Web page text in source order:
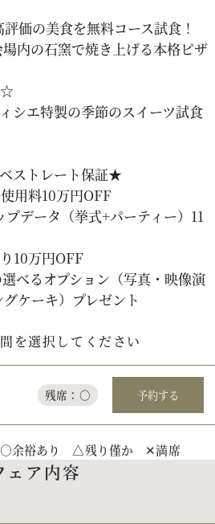
オンライン相談
評価の美食を無料コース試食！
内の石窯で焼き上げる本格ピザ
☆
シエ特製の季節のスイーツ試食
ストレート保証★
用料10万円OFF
データ（挙式+パーティー）11
10万円OFF
べるオプション（写真・映像演
ケーキ）プレゼント
を選択してください
残席：○ 予約する
○余裕あり △残り僅か ✕満席
ェア内容